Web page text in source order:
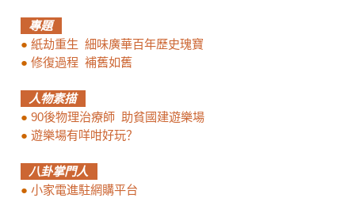
專題
● 紙劫重生 細味廣華百年歷史瑰寶
● 修復過程 補舊如舊
人物素描
● 90後物理治療師 助貧國建遊樂場
● 遊樂場有咩咁好玩？
八卦掌門人
● 小家電進駐網購平台